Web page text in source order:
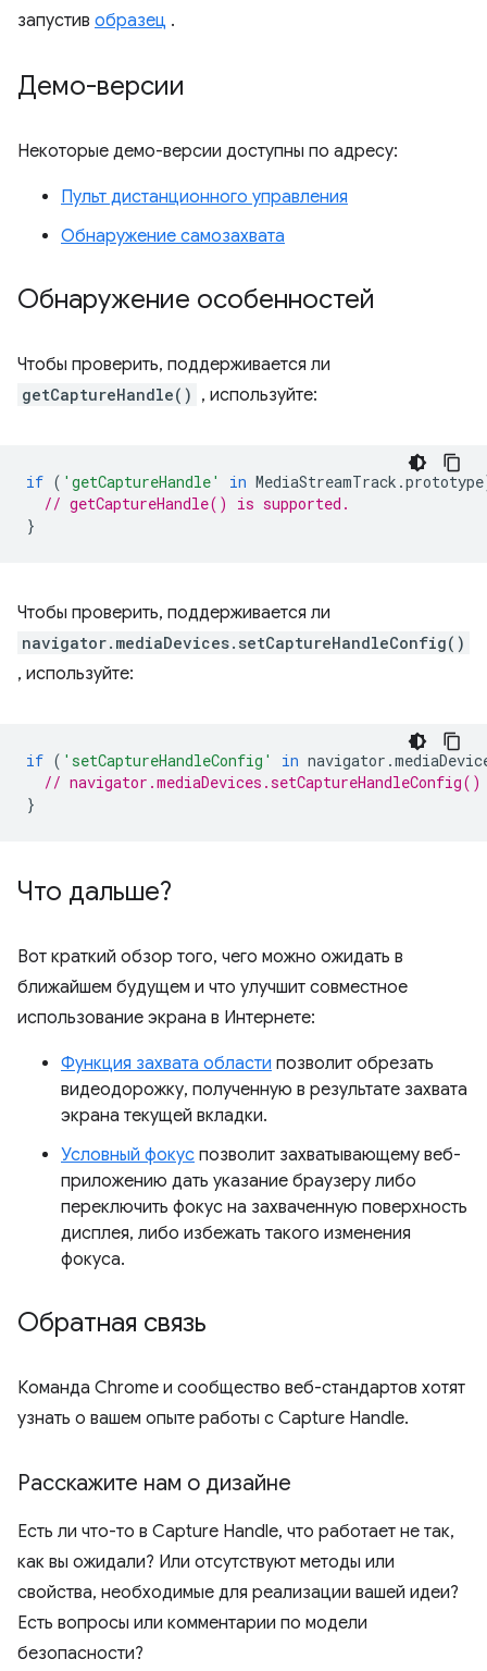
запустив образец .
Демо-версии
Некоторые демо-версии доступны по адресу:
Пульт дистанционного управления
Обнаружение самозахвата
Обнаружение особенностей
Чтобы проверить, поддерживается ли
getCaptureHandle() , используйте:
if ( 'getCaptureHandle' in MediaStreamTrack .prototype
// getCaptureHandle() is supported.
}
Чтобы проверить, поддерживается ли
navigator.mediaDevices.setCaptureHandleConfig()
, используйте:
if ( 'setCaptureHandleConfig' in navigator .
//
}
Что дальше?
Вот краткий обзор того, чего можно ожидать в
ближайшем будущем и что улучшит совместное
использование экрана в Интернете:
Функция захвата области позволит обрезать
видеодорожку, полученную в результате захвата
экрана текущей вкладки.
Условный фокус позволит захватывающему веб-
приложению дать указание браузеру либо
переключить фокус на захваченную поверхность
дисплея, либо избежать такого изменения
фокуса.
Обратная связь
Команда Chrome и сообщество веб-стандартов хотят
узнать о вашем опыте работы с Capture Handle.
Расскажите нам о дизайне
Есть ли что-то в Capture Handle, что работает не так,
как вы ожидали? Или отсутствуют методы или
свойства, необходимые для реализации вашей идеи?
Есть вопросы или комментарии по модели
безопасности?